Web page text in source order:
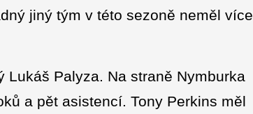
jiný tým v této sezoně neměl více
Palyza. Na straně Nymburka
a pět asistencí. Tony Perkins měl